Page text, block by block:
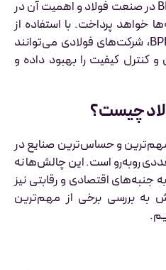
این مقاله به بررسی کاربرد BPMS در صنعت فولاد و اهمیت آن در
خواهد پرداخت. با استفاده از
BPMS، شرکت‌های فولادی می‌توانند
و کنترل کیفیت را بهبود داده و
چیست؟
و حساس‌ترین صنایع در
روبه‌رو است. این چالش‌ها نه
جنبه‌های اقتصادی و رقابتی نیز
به بررسی برخی از مهم‌ترین